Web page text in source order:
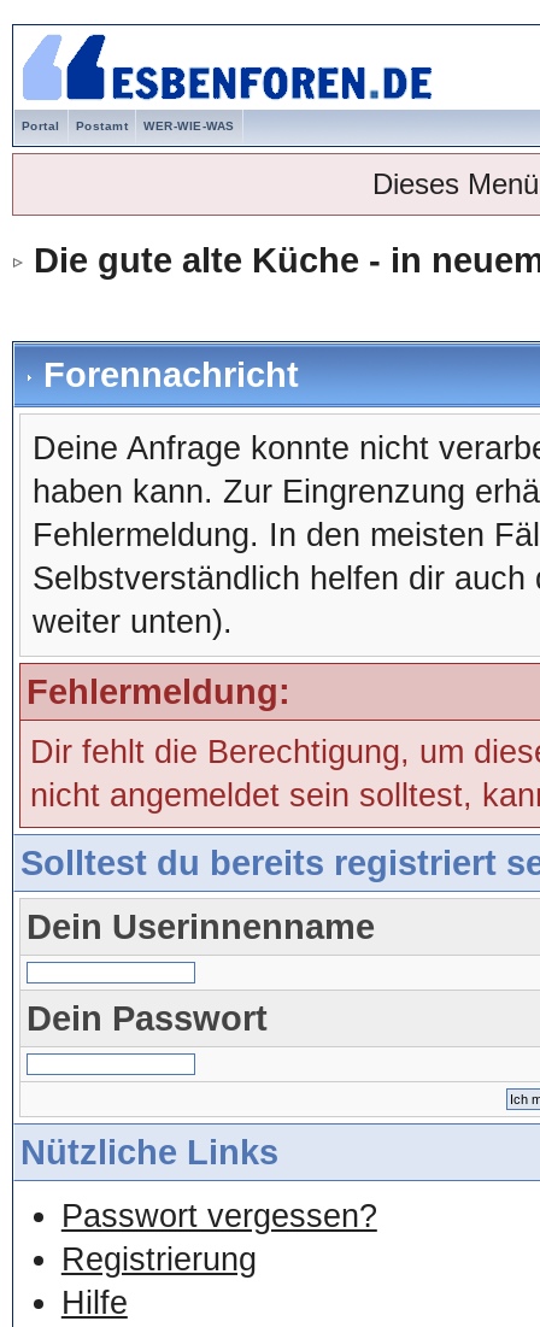
Portal Postamt WER-WIE-WAS
Dieses
Die gute alte Küche - in
Forennachricht
Deine Anfrage konnte nicht
haben kann. Zur Eingrenzung
Fehlermeldung. In den meisten
Selbstverständlich helfen dir
weiter unten).
Fehlermeldung:
Dir fehlt die Berechtigung, um
nicht angemeldet sein solltest,
Solltest du bereits registriert
Dein Userinnenname
Dein Passwort
Nützliche Links
Passwort vergessen?
Registrierung
Hilfe